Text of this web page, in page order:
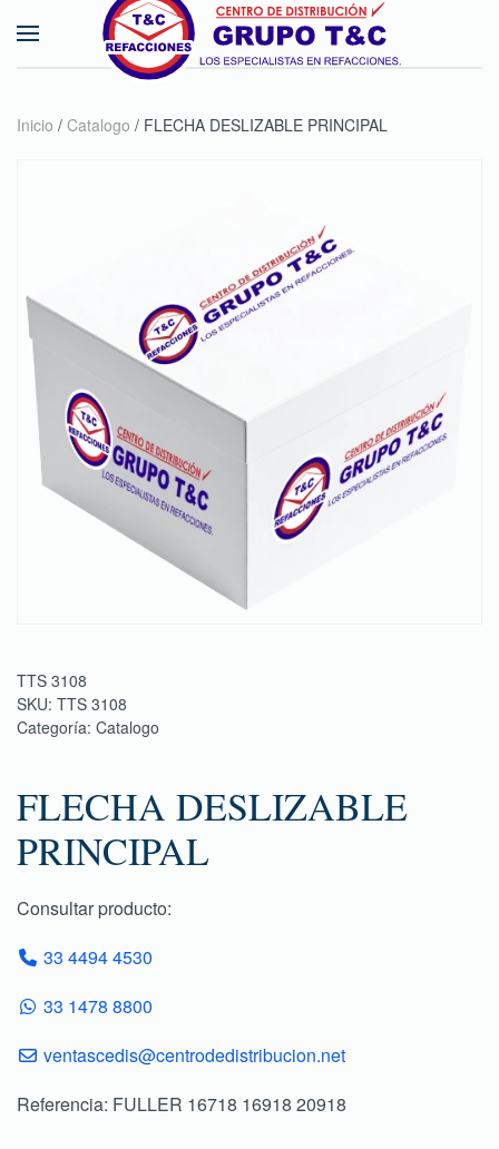
Skip to main content
Inicio / Catalogo / FLECHA DESLIZABLE PRINCIPAL
TTS 3108
SKU: TTS 3108
Categoría: Catalogo
FLECHA DESLIZABLE
PRINCIPAL
Consultar producto:
33 4494 4530
33 1478 8800
ventascedis@centrodedistribucion.net
Referencia: FULLER 16718 16918 20918